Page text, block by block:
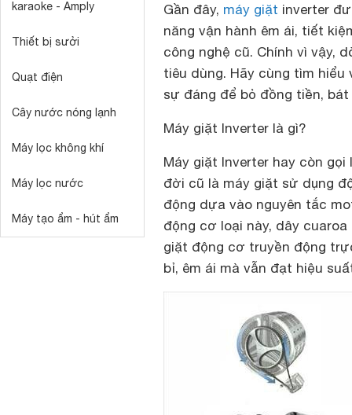
karaoke - Amply
Thiết bị sưởi
Quạt điện
Cây nước nóng lạnh
Máy lọc không khí
Máy lọc nước
Máy tạo ẩm - hút ẩm
Gần đây, máy giặt inverter
năng vận hành êm ái, tiết
công nghệ cũ. Chính vì vậy,
tiêu dùng. Hãy cùng tìm
sự đáng để bỏ đồng tiền, bát
Máy giặt Inverter là gì?
Máy giặt Inverter hay còn
đời cũ là máy giặt sử dụng
động dựa vào nguyên tắc
động cơ loại này, dây
giặt động cơ truyền động
bỉ, êm ái mà vẫn đạt hiệu